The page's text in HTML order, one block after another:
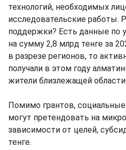
технологий, необходимых
исследовательские работы.
поддержки? Есть данные
на сумму 2,8 млрд тенге за
в разрезе регионов, то
получали в этом году
жители близлежащей
Помимо грантов,
могут претендовать на
зависимости от целей,
тенге.